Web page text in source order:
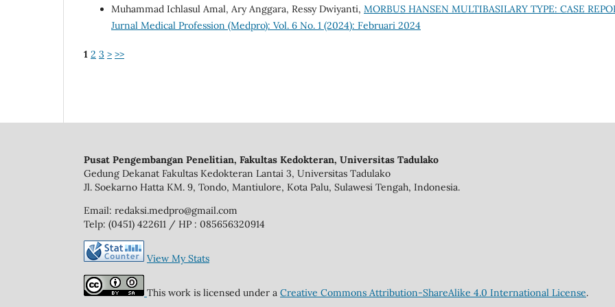
Muhammad Ichlasul Amal, Ary Anggara, Ressy Dwiyanti, MORBUS HANSEN MULTIBASILARY TYPE: CASE
Jurnal Medical Profession (Medpro): Vol. 6 No. 1 (2024): Februari 2024
1 2 3 > >>
Pusat Pengembangan Penelitian, Fakultas Kedokteran, Universitas Tadulako
Gedung Dekanat Fakultas Kedokteran Lantai 3, Universitas Tadulako
Jl. Soekarno Hatta KM. 9, Tondo, Mantiulore, Kota Palu, Sulawesi Tengah, Indonesia.
Email: redaksi.medpro@gmail.com
Telp: (0451) 422611 / HP : 085656320914
View My Stats
This work is licensed under a Creative Commons Attribution-ShareAlike 4.0 International License.